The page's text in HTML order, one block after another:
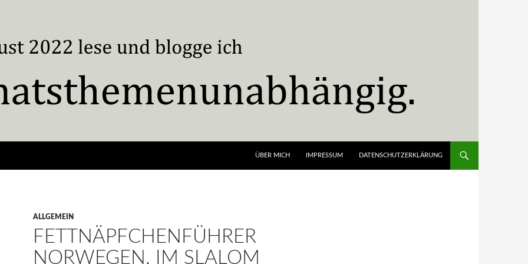
ÜBER MICH IMPRESSUM DATENSCHUTZERKLÄRUNG
ALLGEMEIN
FETTNÄPFCHENFÜHRER
NORWEGEN. IM SLALOM